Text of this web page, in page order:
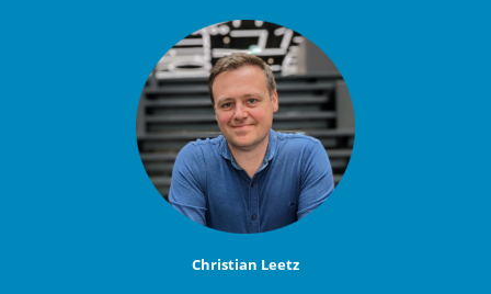
Christian Leetz